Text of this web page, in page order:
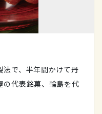
で、半年間かけて丹
の代表銘菓、輪島を代